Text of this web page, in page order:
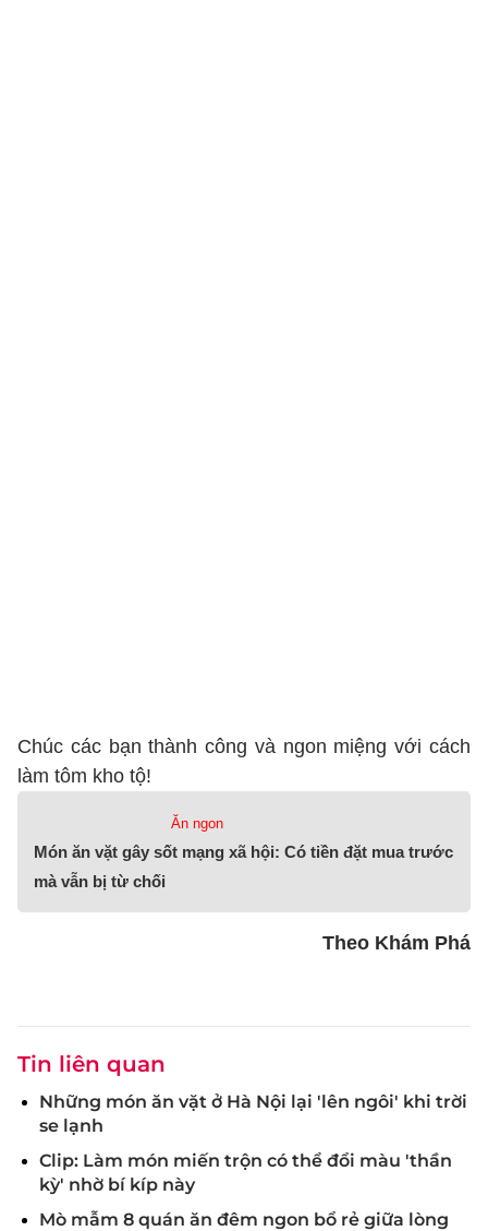
Chúc các bạn thành công và ngon miệng với cách
làm tôm kho tộ!
Ăn ngon
Món ăn vặt gây sốt mạng xã hội: Có tiền đặt mua trước
mà vẫn bị từ chối
Theo Khám Phá
Tin liên quan
Những món ăn vặt ở Hà Nội lại 'lên ngôi' khi trời
se lạnh
Clip: Làm món miến trộn có thể đổi màu 'thần
kỳ' nhờ bí kíp này
Mò mẫm 8 quán ăn đêm ngon bổ rẻ giữa lòng